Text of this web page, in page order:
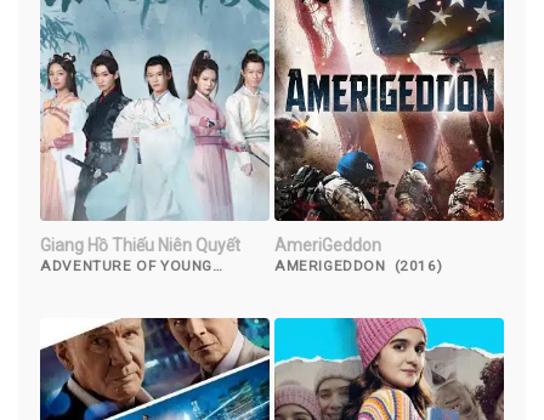
Giang Hồ Thiếu Niên Quyết
ADVENTURE OF YOUNG
AmeriGeddon
AMERIGEDDON (2016)